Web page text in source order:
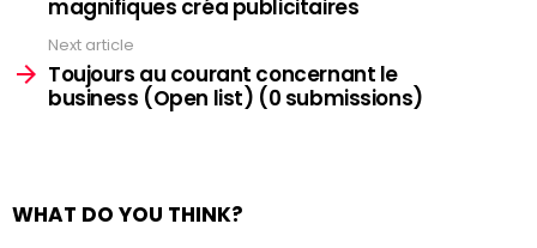
magnifiques créa publicitaires
Next article
Toujours au courant concernant le
business (Open list) (0 submissions)
WHAT DO YOU THINK?